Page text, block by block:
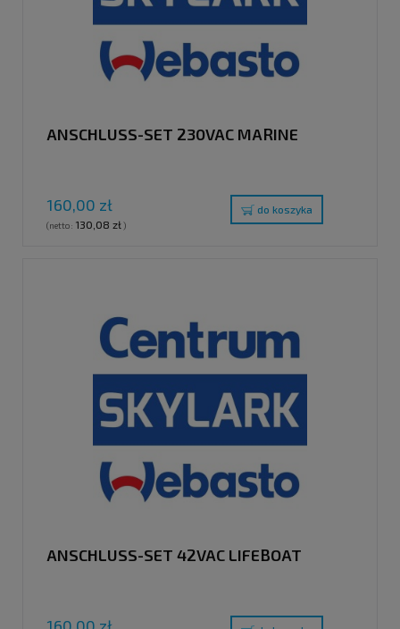
ANSCHLUSS-SET 230VAC MARINE
160,00 zł
(netto: 130,08 zł)
do koszyka
ANSCHLUSS-SET 42VAC LIFEBOAT